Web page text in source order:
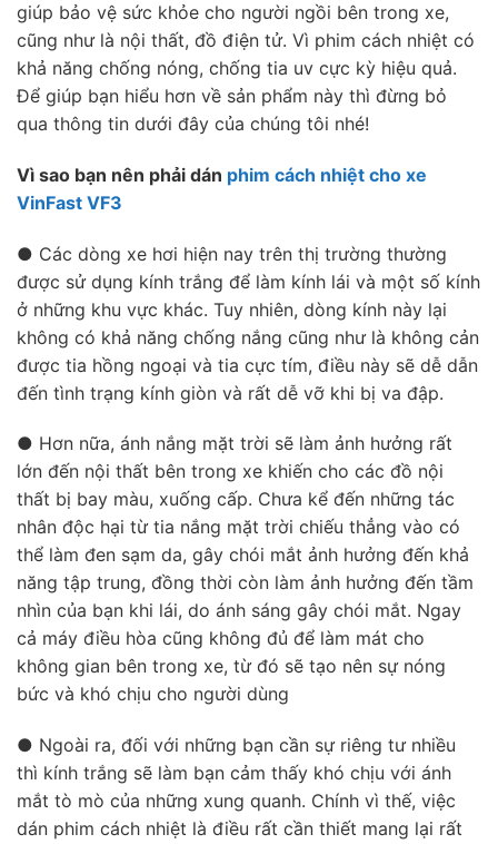
giúp bảo vệ sức khỏe cho người ngồi bên trong xe,
cũng như là nội thất, đồ điện tử. Vì phim cách nhiệt có
khả năng chống nóng, chống tia uv cực kỳ hiệu quả.
Để giúp bạn hiểu hơn về sản phẩm này thì đừng bỏ
qua thông tin dưới đây của chúng tôi nhé!
Vì sao bạn nên phải dán phim cách nhiệt cho xe
VinFast VF3
● Các dòng xe hơi hiện nay trên thị trường thường
được sử dụng kính trắng để làm kính lái và một số kính
ở những khu vực khác. Tuy nhiên, dòng kính này lại
không có khả năng chống nắng cũng như là không cản
được tia hồng ngoại và tia cực tím, điều này sẽ dễ dẫn
đến tình trạng kính giòn và rất dễ vỡ khi bị va đập.
● Hơn nữa, ánh nắng mặt trời sẽ làm ảnh hưởng rất
lớn đến nội thất bên trong xe khiến cho các đồ nội
thất bị bay màu, xuống cấp. Chưa kể đến những tác
nhân độc hại từ tia nắng mặt trời chiếu thẳng vào có
thể làm đen sạm da, gây chói mắt ảnh hưởng đến khả
năng tập trung, đồng thời còn làm ảnh hưởng đến tầm
nhìn của bạn khi lái, do ánh sáng gây chói mắt. Ngay
cả máy điều hòa cũng không đủ để làm mát cho
không gian bên trong xe, từ đó sẽ tạo nên sự nóng
bức và khó chịu cho người dùng
● Ngoài ra, đối với những bạn cần sự riêng tư nhiều
thì kính trắng sẽ làm bạn cảm thấy khó chịu với ánh
mắt tò mò của những xung quanh. Chính vì thế, việc
dán phim cách nhiệt là điều rất cần thiết mang lại rất